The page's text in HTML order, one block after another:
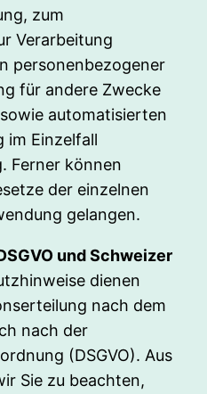
zum
Verarbeitung
personenbezogener
für andere Zwecke
automatisierten
im Einzelfall
Ferner können
der einzelnen
gelangen.
und Schweizer
dienen
nach dem
nach der
(DSGVO). Aus
Sie zu beachten,